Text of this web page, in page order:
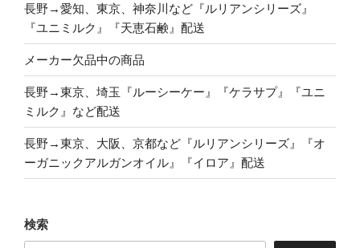
長野→愛知、東京、神奈川など『ルリアンシリーズ』
『ユニミルク』『天恵石鹸』配送
メーカー欠品中の商品
長野→東京、埼玉『ルーシーケー』『ケラサプ』『ユニ
ミルク』など配送
長野→東京、大阪、京都など『ルリアンシリーズ』『オ
ーガニックアルガンオイル』『イロア』配送
検索